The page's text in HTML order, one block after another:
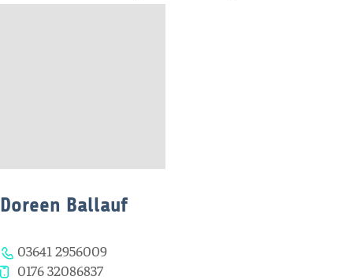
Doreen Ballauf
03641 2956009
0176 32086837